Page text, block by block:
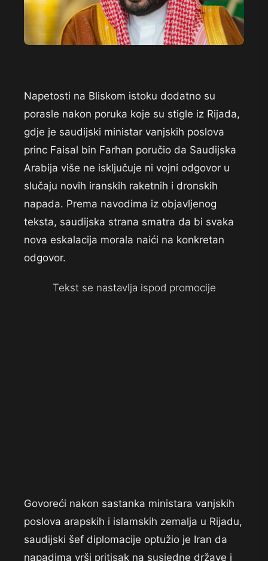
Napetosti na Bliskom istoku dodatno su
porasle nakon poruka koje su stigle iz Rijada,
gdje je saudijski ministar vanjskih poslova
princ Faisal bin Farhan poručio da Saudijska
Arabija više ne isključuje ni vojni odgovor u
slučaju novih iranskih raketnih i dronskih
napada. Prema navodima iz objavljenog
teksta, saudijska strana smatra da bi svaka
nova eskalacija morala naići na konkretan
odgovor.
Tekst se nastavlja ispod promocije
Govoreći nakon sastanka ministara vanjskih
poslova arapskih i islamskih zemalja u Rijadu,
saudijski šef diplomacije optužio je Iran da
napadima vrši pritisak na susjedne države i